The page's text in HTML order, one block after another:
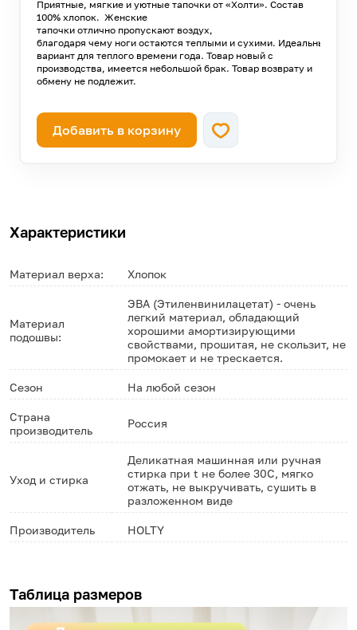
Приятные, мягкие и уютные тапочки от «Холти». Состав
100% хлопок. Женские
тапочки отлично пропускают воздух,
благодаря чему ноги остаются теплыми и сухими. Идеальный
вариант для теплого времени года. Товар новый с
производства, имеется небольшой брак. Товар возврату и
обмену не подлежит.
Добавить в корзину
Характеристики
Материал верха: Хлопок
Материал
подошвы:
ЭВА (Этиленвинилацетат) - очень
легкий материал, обладающий
хорошими амортизирующими
свойствами, прошитая, не скользит, не
промокает и не трескается.
Сезон На любой сезон
Страна
производитель
Россия
Уход и стирка
Деликатная машинная или ручная
стирка при t не более 30С, мягко
отжать, не выкручивать, сушить в
разложенном виде
Производитель HOLTY
Таблица размеров